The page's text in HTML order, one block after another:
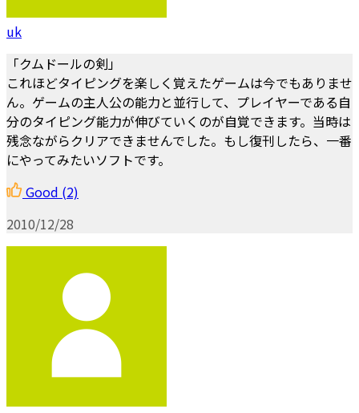
uk
「クムドールの剣」
これほどタイピングを楽しく覚えたゲームは今でもありませ
ん。ゲームの主人公の能力と並行して、プレイヤーである自
分のタイピング能力が伸びていくのが自覚できます。当時は
残念ながらクリアできませんでした。もし復刊したら、一番
にやってみたいソフトです。
Good (2)
2010/12/28